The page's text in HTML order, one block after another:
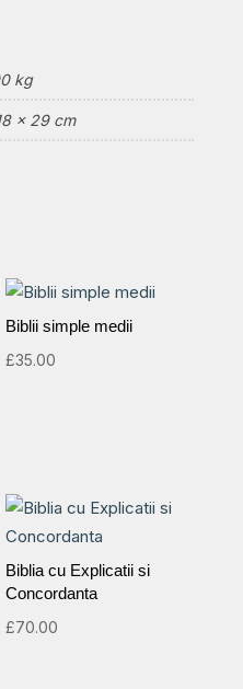
kg
× 29 cm
Biblii simple medii
£35.00
Biblia cu Explicatii si
Concordanta
£70.00